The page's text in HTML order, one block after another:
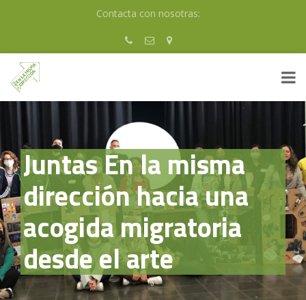
Contacta con nosotras:
Juntas En la misma
dirección hacia una
acogida migratoria
desde el arte